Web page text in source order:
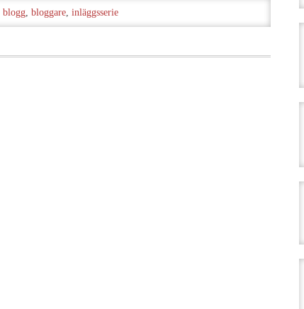
blogg, bloggare, inläggsserie